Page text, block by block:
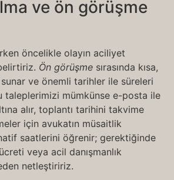
ve ön görüşme
öncelikle olayın aciliyet
Ön görüşme sırasında kısa,
ve önemli tarihler ile süreleri
taleplerimizi mümkünse e-posta ile
alır, toplantı tarihini takvime
için avukatın müsaitlik
saatlerini öğrenir; gerektiğinde
veya acil danışmanlık
netleştiririz.